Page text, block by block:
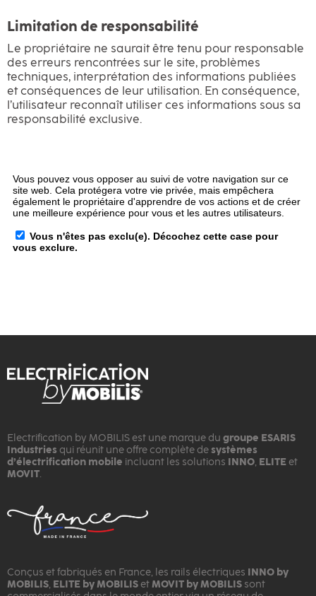
Limitation de responsabilité
Le propriétaire ne saurait être tenu pour responsable
des erreurs rencontrées sur le site, problèmes
techniques, interprétation des informations publiées
et conséquences de leur utilisation. En conséquence,
l’utilisateur reconnaît utiliser ces informations sous sa
responsabilité exclusive.
Electrification by MOBILIS est une marque du groupe ESARIS
Industries qui réunit une offre complète de systèmes
d’électrification mobile incluant les solutions INNO ELITE et
MOVIT
Conçus et fabriqués en France, les rails électriques
INNO by
MOBILIS
ELITE by MOBILIS et MOVIT by MOBILIS sont